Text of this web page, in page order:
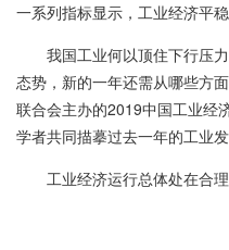
一系列指标显示，工业经济平稳
我国工业何以顶住下行压力
态势，新的一年还需从哪些方
联合会主办的2019中国工业经
学者共同描摹过去一年的工业
工业经济运行总体处在合